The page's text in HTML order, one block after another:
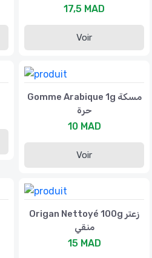
17,5 MAD
Voir
Gomme Arabique 1g مسكة
حرة
10 MAD
Voir
Origan Nettoyé 100g زعتر
منقي
15 MAD